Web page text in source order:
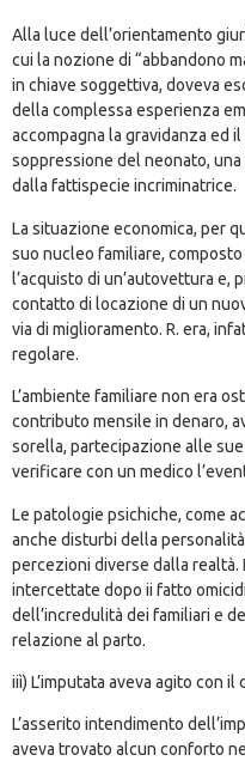
Alla luce dell’orientamento
cui la nozione di “abbandono
in chiave soggettiva, doveva
della complessa esperienza
accompagna la gravidanza ed
soppressione del neonato,
dalla fattispecie incriminatrice.
La situazione economica, per
suo nucleo familiare,
l’acquisto di un’autovettura e,
contatto di locazione di un
via di miglioramento. R. era,
regolare.
L’ambiente familiare non era
contributo mensile in denaro,
sorella, partecipazione alle
verificare con un medico
Le patologie psichiche, come
anche disturbi della
percezioni diverse dalla realtà.
intercettate dopo ii fatto
dell’incredulità dei familiari e
relazione al parto.
iiì) L’imputata aveva agito con
L’asserito intendimento
aveva trovato alcun conforto